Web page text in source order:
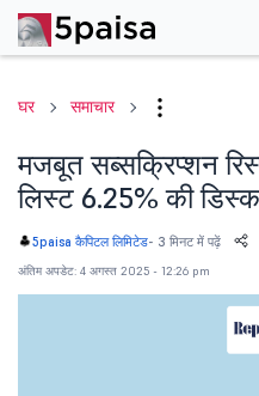
घर समाचार
मजबूत सब्सक्रिप्शन
लिस्ट 6.25% की
5paisa कैपिटल लिमिटेड- 3 मिनट में पढ़ें
अंतिम अपडेट: 4 अगस्त 2025 - 12:26 pm